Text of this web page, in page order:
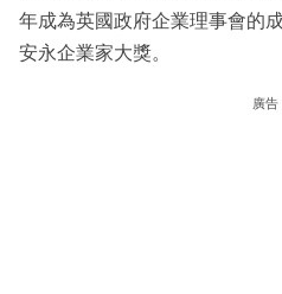
年成為英國政府企業理事會的
安永企業家大獎。
廣告